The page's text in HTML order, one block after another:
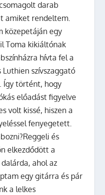
darab
amiket rendeltem.
közepetáján egy
Toma kikiáltónak
hívta fel a
szívszaggató
Így történt, hogy
előadást figyelve
volt kissé, hiszen a
fenyegetett.
Reggeli és
elkezdődött a
ahol az
egy gitárra és pár
a lelkes